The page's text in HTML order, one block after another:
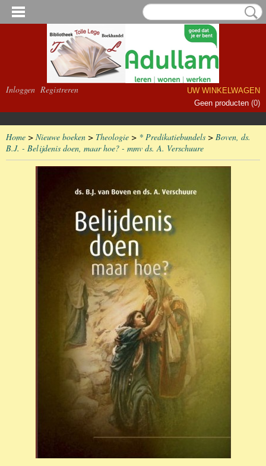
Inloggen Registreren
UW WINKELWAGEN
Geen producten (0)
Home > Nieuwe boeken > Theologie > * Predikatiebundels > Boven, ds.
B.J. - Belijdenis doen, maar hoe? - mmv ds. A. Verschuure